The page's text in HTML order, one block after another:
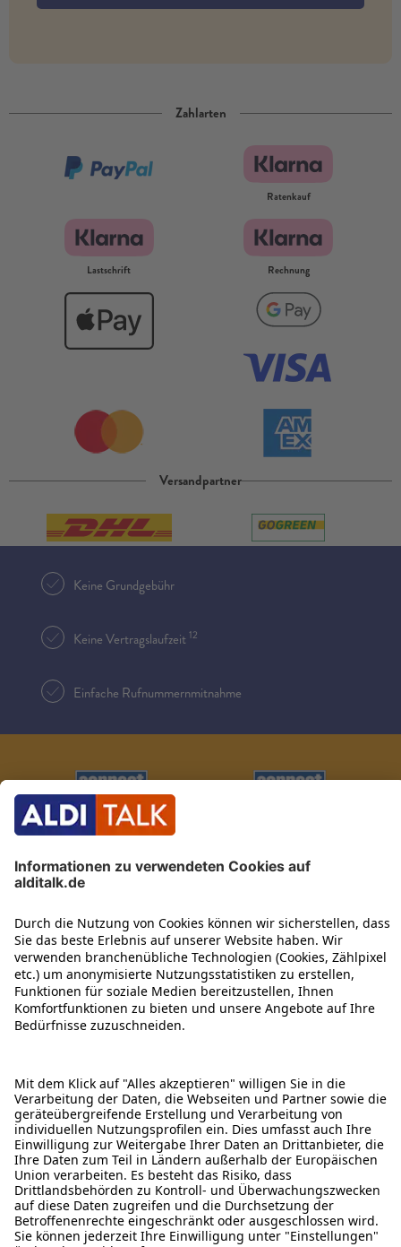
Zahlarten
Ratenkauf
Lastschrift Rechnung
Versandpartner
Keine Grundgebühr
Keine Vertragslaufzeit 12
Einfache Rufnummernmitnahme
ALDI TALK WEBSHOP
ALDI TALK MOBILFUNK
HILFE-THEMEN
ALDI SERVICES